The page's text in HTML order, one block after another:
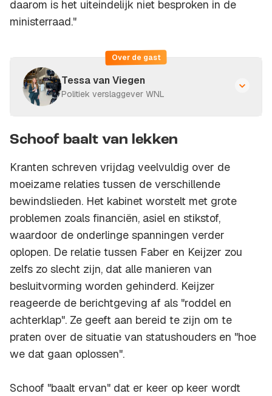
daarom is het uiteindelijk niet besproken in de
ministerraad."
Over de gast
Tessa van Viegen
Politiek verslaggever WNL
Schoof baalt van lekken
Kranten schreven vrijdag veelvuldig over de
moeizame relaties tussen de verschillende
bewindslieden. Het kabinet worstelt met grote
problemen zoals financiën, asiel en stikstof,
waardoor de onderlinge spanningen verder
oplopen. De relatie tussen Faber en Keijzer zou
zelfs zo slecht zijn, dat alle manieren van
besluitvorming worden gehinderd. Keijzer
reageerde de berichtgeving af als "roddel en
achterklap". Ze geeft aan bereid te zijn om te
praten over de situatie van statushouders en "hoe
we dat gaan oplossen".
Schoof "baalt ervan" dat er keer op keer wordt